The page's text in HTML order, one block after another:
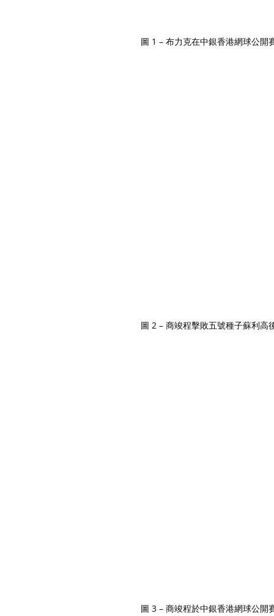
圖 1 – 布力克在中銀香港網球公開
圖 2 – 商竣程擊敗五號種子蘇利高
圖 3 – 商竣程於中銀香港網球公開